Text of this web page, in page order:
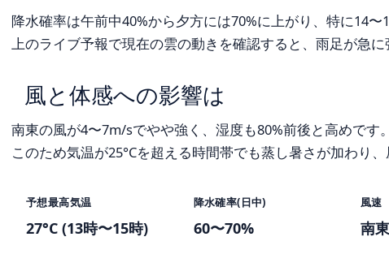
降水確率は午前中40%から夕方には70%に上がり、特に14
上のライブ予報で現在の雲の動きを確認すると、雨足が急に
風と体感への影響は
南東の風が4〜7m/sでやや強く、湿度も80%前後と高めです。
このため気温が25°Cを超える時間帯でも蒸し暑さが加わり
予想最高気温
27°C (13時〜15時)
降水確率(日中)
60〜70%
風速
南